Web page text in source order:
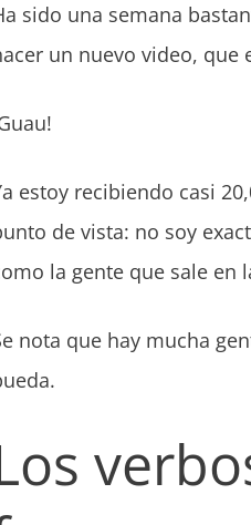
sido una semana
un nuevo video, que
estoy recibiendo casi
de vista: no soy
la gente que sale en
nota que hay mucha